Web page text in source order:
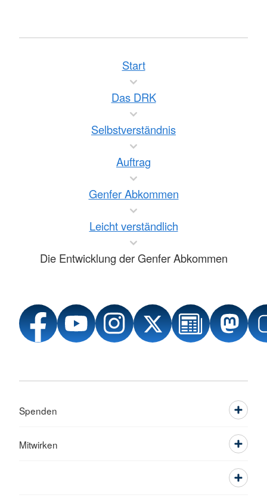
Start
Das DRK
Selbstverständnis
Auftrag
Genfer Abkommen
Leicht verständlich
Die Entwicklung der Genfer Abkommen
Spenden
Mitwirken